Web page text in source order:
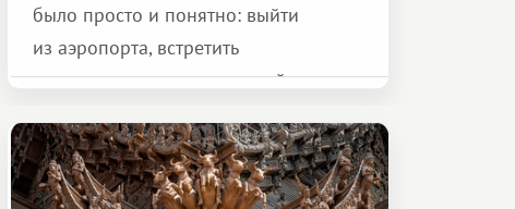
было просто и понятно: выйти
из аэропорта, встретить
представителя транспортной
и спокойно доехать до курорта.